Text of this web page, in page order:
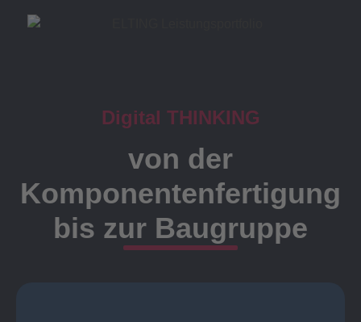
Digital THINKING
von der
Komponentenfertigung
bis zur Baugruppe